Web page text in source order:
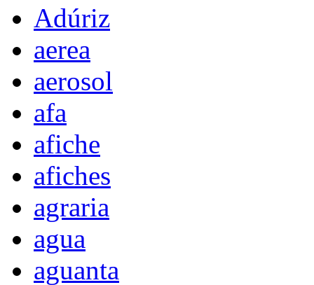
Adúriz
aerea
aerosol
afa
afiche
afiches
agraria
agua
aguanta